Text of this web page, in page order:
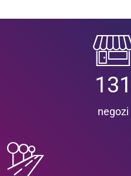
131
negozi